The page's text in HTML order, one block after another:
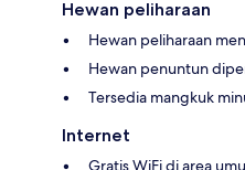
Hewan peliharaan
Hewan peliharaan
Hewan penuntun
Tersedia mangkuk
Internet
Gratis WiFi di area